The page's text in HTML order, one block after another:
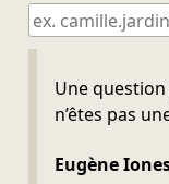
Une
n’êtes pas
Eugène
Ne pas